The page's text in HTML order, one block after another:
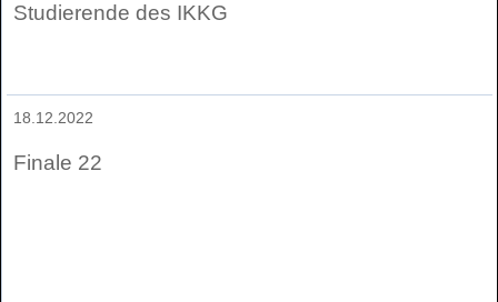
Studierende des IKKG
18.12.2022
Finale 22